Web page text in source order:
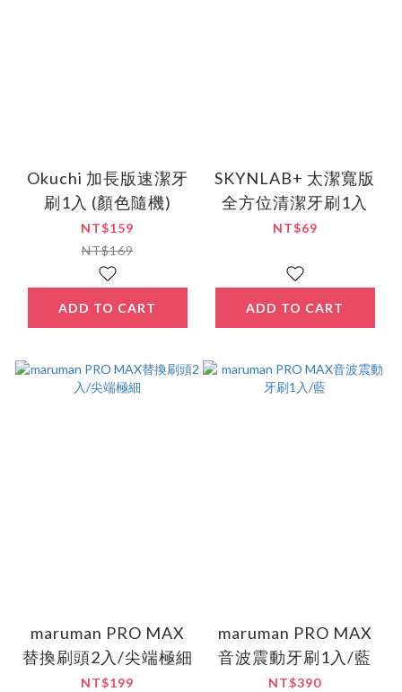
Okuchi 加長版速潔牙
刷1入 (顏色隨機)
NT$159
NT$169
ADD TO CART
SKYNLAB+ 太潔寬版
全方位清潔牙刷1入
NT$69
ADD TO CART
maruman PRO MAX
替換刷頭2入/尖端極細
NT$199
maruman PRO MAX
音波震動牙刷1入/藍
NT$390